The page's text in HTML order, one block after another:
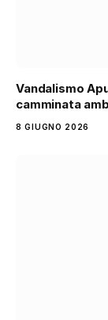
Vandalismo
camminata
8 GIUGNO 2026